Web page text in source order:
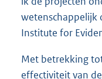
wetenschappelijk
Institute for
Met betrekking
effectiviteit van